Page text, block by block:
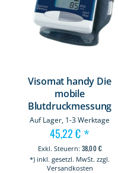
Visomat handy Die
mobile
Blutdruckmessung
Auf Lager, 1-3 Werktage
45,22 € *
38,00 €
*) inkl. gesetzl. MwSt. zzgl.
Versandkosten